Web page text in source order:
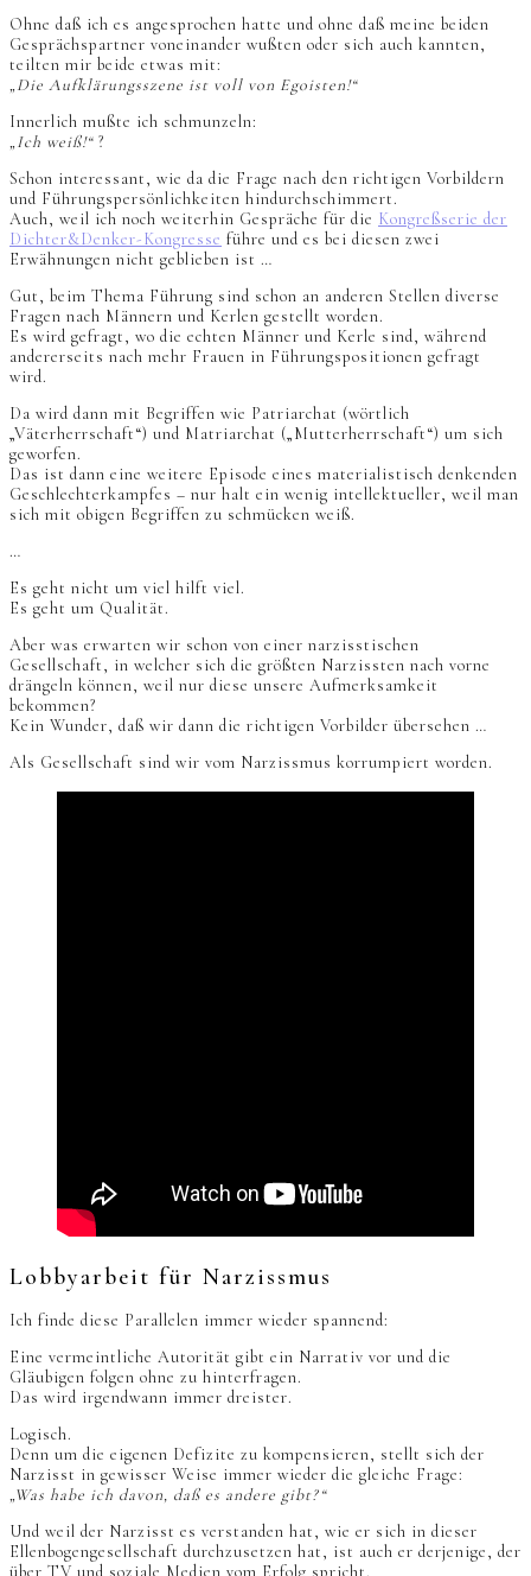
Ohne daß ich es angesprochen hatte und ohne daß meine beiden
Gesprächspartner voneinander wußten oder sich auch kannten,
teilten mir beide etwas mit:
„Die Aufklärungsszene ist voll von Egoisten!“
Innerlich mußte ich schmunzeln:
„Ich weiß!“ ?
Schon interessant, wie da die Frage nach den richtigen Vorbildern
und Führungspersönlichkeiten hindurchschimmert.
Auch, weil ich noch weiterhin Gespräche für die Kongreßserie der
Dichter&Denker-Kongresse führe und es bei diesen zwei
Erwähnungen nicht geblieben ist …
Gut, beim Thema Führung sind schon an anderen Stellen diverse
Fragen nach Männern und Kerlen gestellt worden.
Es wird gefragt, wo die echten Männer und Kerle sind, während
andererseits nach mehr Frauen in Führungspositionen gefragt
wird.
Da wird dann mit Begriffen wie Patriarchat (wörtlich
„Väterherrschaft“) und Matriarchat („Mutterherrschaft“) um sich
geworfen.
Das ist dann eine weitere Episode eines materialistisch denkenden
Geschlechterkampfes – nur halt ein wenig intellektueller, weil man
sich mit obigen Begriffen zu schmücken weiß.
…
Es geht nicht um viel hilft viel.
Es geht um Qualität.
Aber was erwarten wir schon von einer narzisstischen
Gesellschaft, in welcher sich die größten Narzissten nach vorne
drängeln können, weil nur diese unsere Aufmerksamkeit
bekommen?
Kein Wunder, daß wir dann die richtigen Vorbilder übersehen …
Als Gesellschaft sind wir vom Narzissmus korrumpiert worden.
Lobbyarbeit für Narzissmus
Ich finde diese Parallelen immer wieder spannend:
Eine vermeintliche Autorität gibt ein Narrativ vor und die
Gläubigen folgen ohne zu hinterfragen.
Das wird irgendwann immer dreister.
Logisch.
Denn um die eigenen Defizite zu kompensieren, stellt sich der
Narzisst in gewisser Weise immer wieder die gleiche Frage:
„Was habe ich davon, daß es andere gibt?“
Und weil der Narzisst es verstanden hat, wie er sich in dieser
Ellenbogengesellschaft durchzusetzen hat, ist auch er derjenige, der